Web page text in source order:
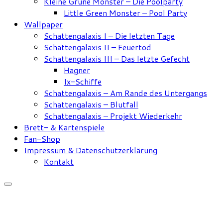
Little Green Monster – Pool Party
Wallpaper
Schattengalaxis I – Die letzten Tage
Schattengalaxis II – Feuertod
Schattengalaxis III – Das letzte Gefecht
Hagner
Ix-Schiffe
Schattengalaxis – Am Rande des Untergangs
Schattengalaxis – Blutfall
Schattengalaxis – Projekt Wiederkehr
Brett- & Kartenspiele
Fan-Shop
Impressum & Datenschutzerklärung
Kontakt